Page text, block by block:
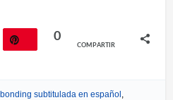
0
COMPARTIR
bonding subtitulada en español ,